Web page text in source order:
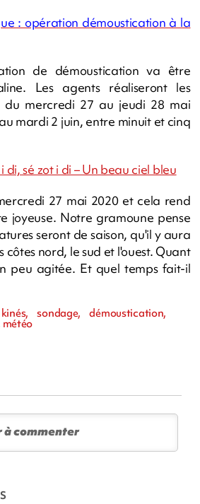
: opération démoustication à la
de démoustication va être
Les agents réaliseront les
du mercredi 27 au jeudi 28 mai
mardi 2 juin, entre minuit et cinq
sé zot i di – Un beau ciel bleu
27 mai 2020 et cela rend
joyeuse. Notre gramoune pense
seront de saison, qu'il y aura
côtes nord, le sud et l'ouest. Quant
peu agitée. Et quel temps fait-il
sondage, démoustication,
météo